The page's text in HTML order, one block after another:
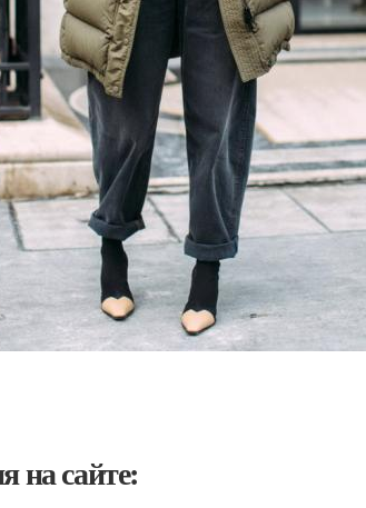
на сайте: